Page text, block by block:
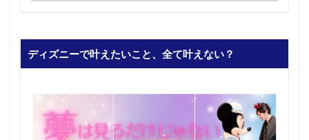
ディズニーで叶えたいこと、全て叶えない？